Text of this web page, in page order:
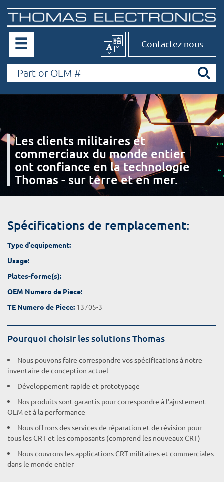
Contactez nous
Les clients militaires et
commerciaux du monde entier
ont confiance en la technologie
Thomas - sur terre et en mer.
Spécifications de remplacement:
Type d'equipement:
Usage:
Plates-forme(s):
OEM Numero de Piece:
TE Numero de Piece: 13705-3
Pourquoi choisir les solutions Thomas
Nous pouvons faire correspondre vos spécifications à notre
inventaire de conception actuel
Développement rapide et prototypage
Nos produits sont garantis pour correspondre à l'ajustement
OEM et à la performance
Nous offrons des services de réparation et de révision pour
tous les CRT et les composants (comprend les nouveaux CRT)
Nous couvrons les applications CRT militaires et commerciales
dans le monde entier